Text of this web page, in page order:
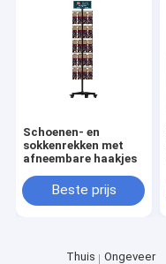
Schoenen- en
sokkenrekken met
afneembare haakjes
Beste prijs
Thuis
Ongeveer